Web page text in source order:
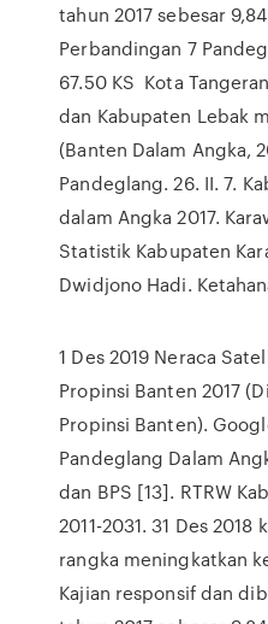
tahun 2017 sebesar
Perbandingan 7
67.50 KS Kota
dan Kabupaten Lebak
(Banten Dalam Angka,
Pandeglang. 26. II. 7.
dalam Angka 2017.
Statistik Kabupaten
Dwidjono Hadi.
1 Des 2019 Neraca
Propinsi Banten 2017
Propinsi Banten).
Pandeglang Dalam
dan BPS [13]. RTRW
2011-2031. 31 Des
rangka meningkatkan
Kajian responsif dan